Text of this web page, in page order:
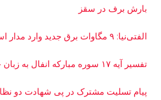
بارش برف در سقز
الفتی‌نیا: ۹ مگاوات برق جدید وارد مدار استان کرمانشاه می‌شود
تفسیر آیه ۱۷ سوره مبارکه انفال به زبان «آذری»
پیام تسلیت مشترک در پی شهادت دو